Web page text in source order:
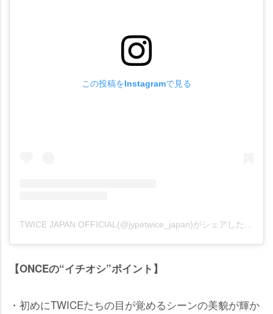
この投稿をInstagramで見る
【ONCEの“イチオシ”ポイント】
・初めにTWICEたちの目が覚めるシーンの美貌が輝か